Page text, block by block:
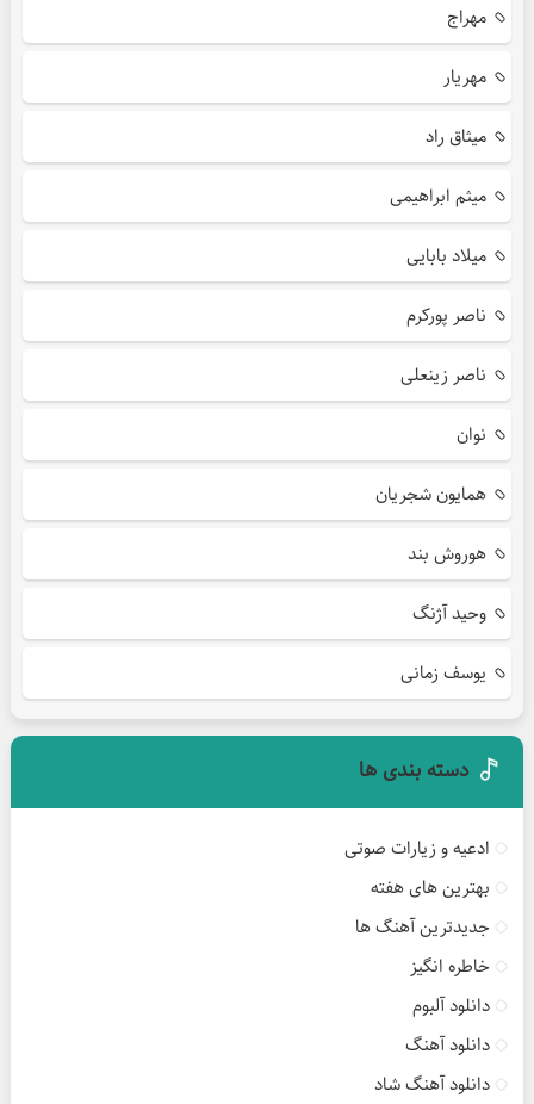
مهراج
مهریار
میثاق راد
میثم ابراهیمی
میلاد بابایی
ناصر پورکرم
ناصر زینعلی
نوان
همایون شجریان
هوروش بند
وحید آژنگ
یوسف زمانی
دسته بندی ها
ادعیه و زیارات صوتی
بهترین های هفته
جدیدترین آهنگ ها
خاطره انگیز
دانلود آلبوم
دانلود آهنگ
دانلود آهنگ شاد